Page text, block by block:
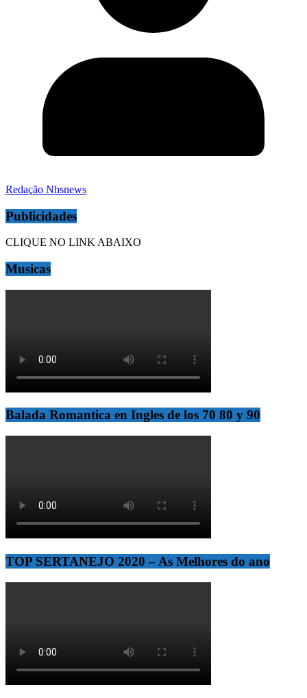
Redação Nhsnews
Publicidades
CLIQUE NO LINK ABAIXO
Musicas
Balada Romantica en Ingles de los 70 80 y 90
TOP SERTANEJO 2020 – As Melhores do ano